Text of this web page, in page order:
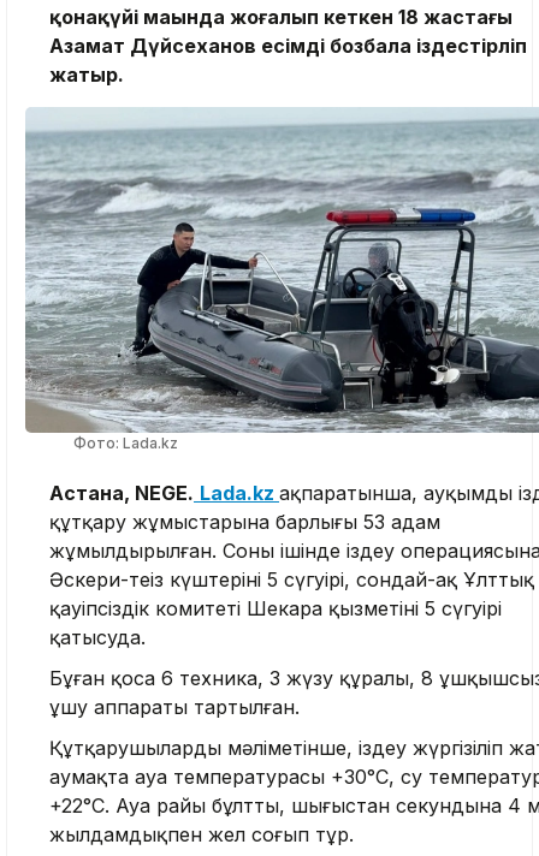
қонақүйі маңында жоғалып кеткен 18 жастағы
Азамат Дүйсеханов есімді бозбала іздестірліп
жатыр.
Фото: Lada.kz
Астана, NEGE. Lada.kz ақпаратынша, ауқымды
құтқару жұмыстарына барлығы 53 адам
жұмылдырылған. Соның ішінде іздеу
Әскери-теңіз күштерінің 5 сүңгуірі, сондай-ақ Ұлттық
қауіпсіздік комитеті Шекара қызметінің 5 сүңгуірі
қатысуда.
Бұған қоса 6 техника, 3 жүзу құралы, 8
ұшу аппараты тартылған.
Құтқарушылардың мәліметінше, іздеу жүргізіліп
аумақта ауа температурасы +30°C, су
+22°C. Ауа райы бұлтты, шығыстан секундына 4
жылдамдықпен жел соғып тұр.